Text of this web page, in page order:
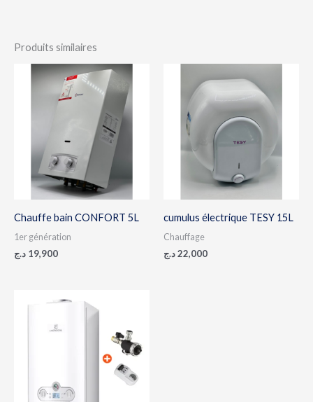
Produits similaires
Chauffe bain CONFORT 5L
1er génération
19,900 د.ج
cumulus électrique TESY 15L
Chauffage
22,000د.ج